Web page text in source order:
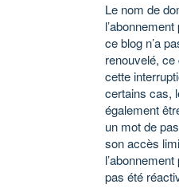
Le nom de
ce blog n’a
renouvelé,
cette
certains cas,
également
un mot de
son accès
pas été